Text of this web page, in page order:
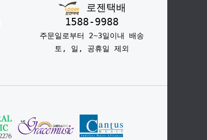
로젠택배
1588-9988
주문일로부터 2~3일이내 배송
토, 일, 공휴일 제외